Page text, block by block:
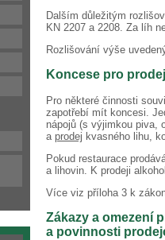
Dalším důležitým
KN 2207 a 2208. Za líh
Rozlišování výše
Koncese pro
Pro některé činnosti
zapotřebí mít koncesi.
nápojů (s výjimkou piva,
a prodej kvasného lihu,
Pokud restaurace
a lihovin. K prodeji
Více viz příloha 3 k
Zákazy a omezení
a povinnosti